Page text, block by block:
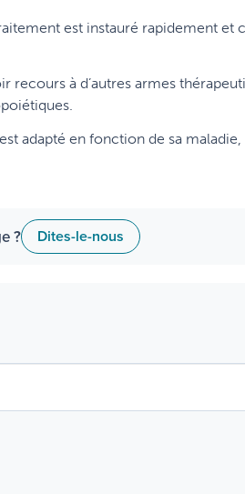
est instauré rapidement
recours à d’autres armes
adapté en fonction de sa
? Dites-le-nous